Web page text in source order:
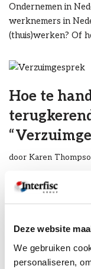
Deze website
We gebruiken
personaliseren,
Ondernemen in
werknemers in
(thuis)werken? Of
Hoe te
door Karen
Zorgen voor een
belangrijke taken
verder »